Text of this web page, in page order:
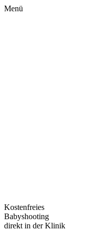
Menü
Kostenfreies
Babyshooting
direkt in der Klinik